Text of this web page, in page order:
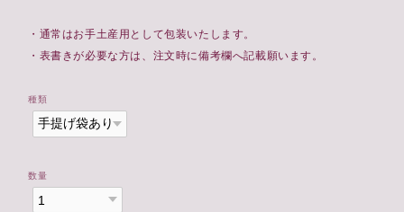
・通常はお手土産用として包装いたします。
・表書きが必要な方は、注文時に備考欄へ記載願います。
種類
数量